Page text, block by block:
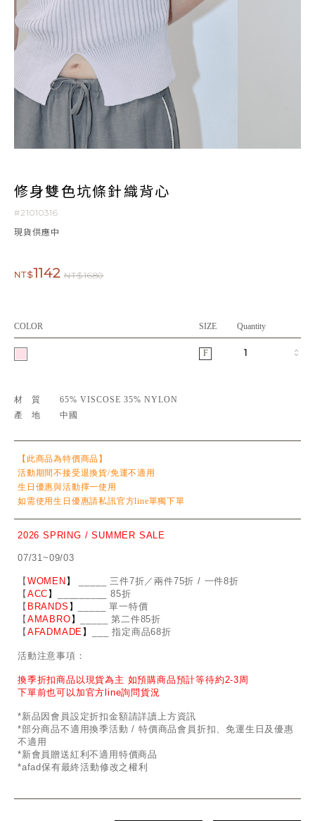
修身雙色坑條針織背心
#21010316
現貨供應中
NT$1142 NT$1680
COLOR SIZE Quantity
F
材質65% VISCOSE 35% NYLON
產地中國
【此商品為特價商品】
活動期間不接受退換貨/免運不適用
生日優惠與活動擇一使用
如需使用生日優惠請私訊官方line單獨下單
2026 SPRING / SUMMER SALE
07/31~09/03
【 WOMEN 】
___ 三件7折／兩件75折 / 一件8折
【 ACC 】
____ 85折
【 BRANDS 】
_ 單一特價
【 AMABRO 】
_ 第二件85折
【 AFADMADE 】 ___ 指定商品68折
活動注意事項：
換季折扣商品以現貨為主 如預購商品預計等待約2-3周
下單前也可以加官方line詢問貨況
*新品因會員設定折扣金額請詳讀上方資訊
*部分商品不適用換季活動 / 特價商品會員折扣、免運生日及優惠
不適用
*新會員贈送紅利不適用特價商品
*afad保有最終活動修改之權利